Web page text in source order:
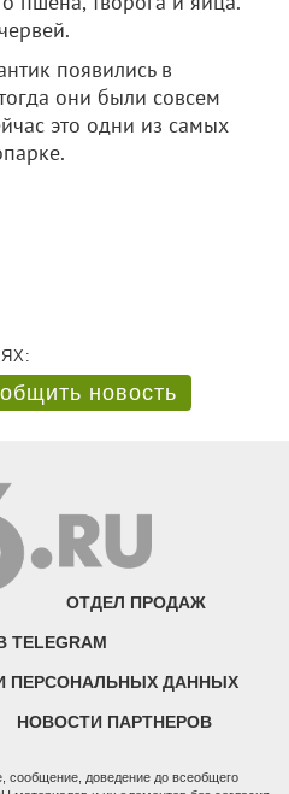
появились в
они были совсем
это одни из самых
новость
ОТДЕЛ ПРОДАЖ
ПЕРСОНАЛЬНЫХ ДАННЫХ
НОВОСТИ ПАРТНЕРОВ
сообщение, доведение до всеобщего